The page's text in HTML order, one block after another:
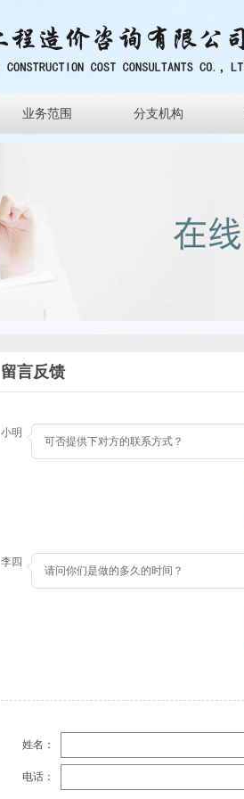
分支机构
业务范围
留言反馈
小明
可否提供下对方的联系方式？
李四
请问你们是做的多久的时间？
姓名：
电话：